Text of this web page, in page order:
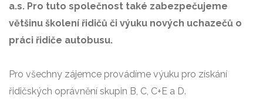
a.s. Pro tuto společnost také zabezpečujeme
většinu školení řidičů či výuku nových uchazečů o
práci řidiče autobusu.
Pro všechny zájemce provádíme výuku pro získání
řidičských oprávnění skupin B, C, C+E a D.